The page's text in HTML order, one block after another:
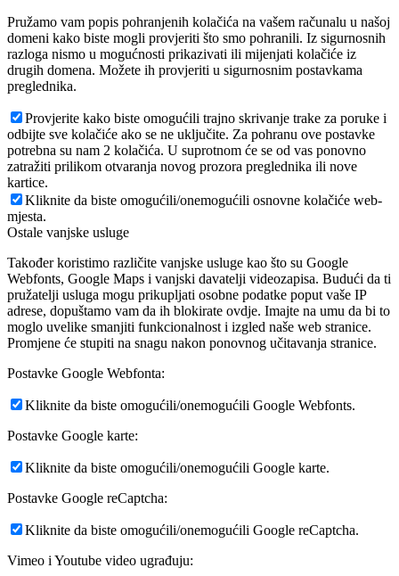
Pružamo vam popis pohranjenih kolačića na vašem računalu u našoj
domeni kako biste mogli provjeriti što smo pohranili. Iz sigurnosnih
razloga nismo u mogućnosti prikazivati ili mijenjati kolačiće iz
drugih domena. Možete ih provjeriti u sigurnosnim postavkama
preglednika.
Provjerite kako biste omogućili trajno skrivanje trake za poruke i
odbijte sve kolačiće ako se ne uključite. Za pohranu ove postavke
potrebna su nam 2 kolačića. U suprotnom će se od vas ponovno
zatražiti prilikom otvaranja novog prozora preglednika ili nove
kartice.
Kliknite da biste omogućili/onemogućili osnovne kolačiće web-
mjesta.
Ostale vanjske usluge
Također koristimo različite vanjske usluge kao što su Google
Webfonts, Google Maps i vanjski davatelji videozapisa. Budući da ti
pružatelji usluga mogu prikupljati osobne podatke poput vaše IP
adrese, dopuštamo vam da ih blokirate ovdje. Imajte na umu da bi to
moglo uvelike smanjiti funkcionalnost i izgled naše web stranice.
Promjene će stupiti na snagu nakon ponovnog učitavanja stranice.
Postavke Google Webfonta:
Kliknite da biste omogućili/onemogućili Google Webfonts.
Postavke Google karte:
Kliknite da biste omogućili/onemogućili Google karte.
Postavke Google reCaptcha:
Kliknite da biste omogućili/onemogućili Google reCaptcha.
Vimeo i Youtube video ugrađuju: